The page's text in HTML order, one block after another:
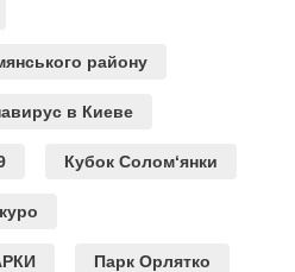
району
в Киеве
Кубок Солом‘янки
Парк Орлятко